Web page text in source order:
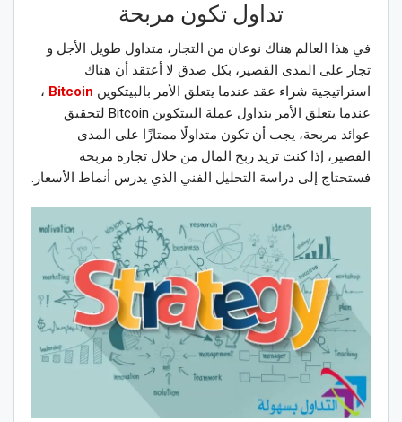
تداول تكون مربحة
في هذا العالم هناك نوعان من التجار، متداول طويل الأجل و
تجار على المدى القصير، بكل صدق لا أعتقد أن هناك
استراتيجية شراء عقد عندما يتعلق الأمر بالبيتكوين Bitcoin ،
عندما يتعلق الأمر بتداول عملة البيتكوين Bitcoin لتحقيق
عوائد مربحة، يجب أن تكون متداولًا ممتازًا على المدى
القصير، إذا كنت تريد ربح المال من خلال تجارة مربحة
فستحتاج إلى دراسة التحليل الفني الذي يدرس أنماط الأسعار.